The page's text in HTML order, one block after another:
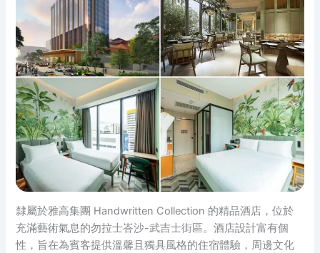
隸屬於雅高集團 Handwritten Collection 的精品酒店，位於
充滿藝術氣息的勿拉士峇沙-武吉士街區。酒店設計富有個
性，旨在為賓客提供溫馨且獨具風格的住宿體驗，周邊文化